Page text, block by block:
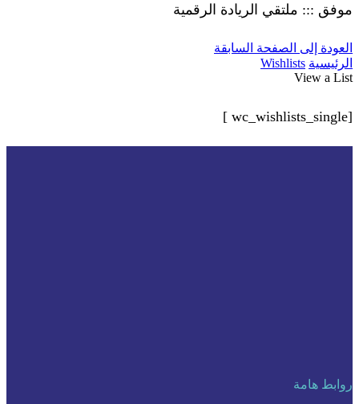
موفق ::: ملتقي الريادة الرقمية
العودة إلى الصفحة السابقة
الرئيسية Wishlists
View a List
[wc_wishlists_single ]
روابط هامة